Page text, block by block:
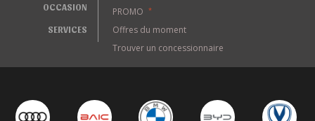
OCCASION
SERVICES
PROMO
*
Offres du moment
Trouver un concessionnaire